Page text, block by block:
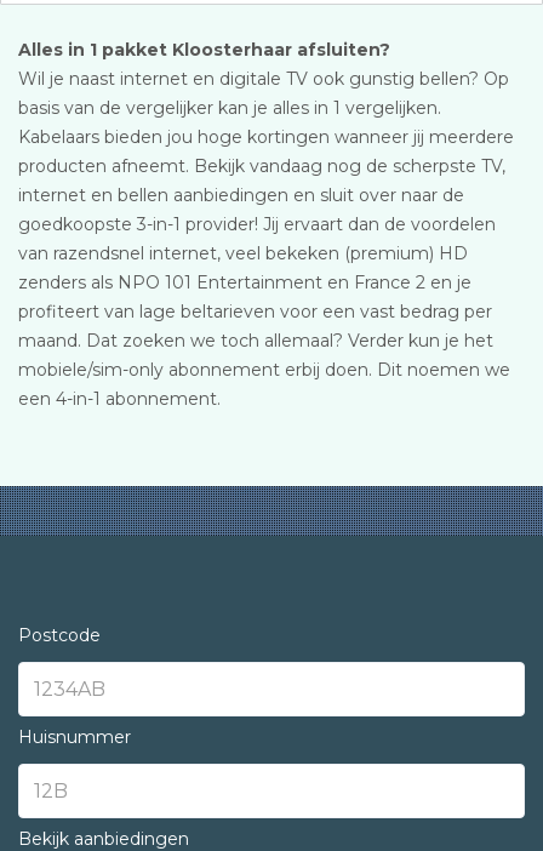
Alles in 1 pakket Kloosterhaar afsluiten?
Wil je naast internet en digitale TV ook gunstig bellen? Op
basis van de vergelijker kan je alles in 1 vergelijken.
Kabelaars bieden jou hoge kortingen wanneer jij meerdere
producten afneemt. Bekijk vandaag nog de scherpste TV,
internet en bellen aanbiedingen en sluit over naar de
goedkoopste 3-in-1 provider! Jij ervaart dan de voordelen
van razendsnel internet, veel bekeken (premium) HD
zenders als NPO 101 Entertainment en France 2 en je
profiteert van lage beltarieven voor een vast bedrag per
maand. Dat zoeken we toch allemaal? Verder kun je het
mobiele/sim-only abonnement erbij doen. Dit noemen we
een 4-in-1 abonnement.
Postcode
Huisnummer
Bekijk aanbiedingen